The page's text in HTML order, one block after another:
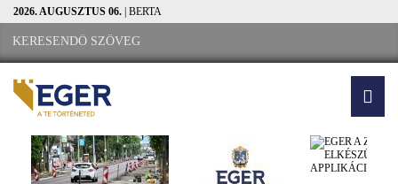
2026. AUGUSZTUS 06. | BERTA